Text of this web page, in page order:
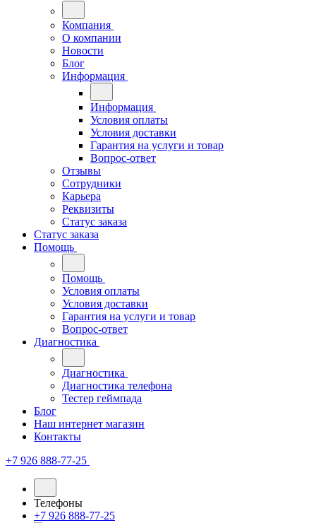
Компания
О компании
Новости
Блог
Информация
Информация
Условия оплаты
Условия доставки
Гарантия на услуги и товар
Вопрос-ответ
Отзывы
Сотрудники
Карьера
Реквизиты
Статус заказа
Статус заказа
Помощь
Помощь
Условия оплаты
Условия доставки
Гарантия на услуги и товар
Вопрос-ответ
Диагностика
Диагностика
Диагностика телефона
Тестер геймпада
Блог
Наш интернет магазин
Контакты
+7 926 888-77-25
Телефоны
+7 926 888-77-25